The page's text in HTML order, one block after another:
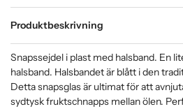
Produktbeskrivning
Snapssejdel i plast med halsband. En
halsband. Halsbandet är blått i den
Detta snapsglas är ultimat för att
sydtysk fruktschnapps mellan ölen.